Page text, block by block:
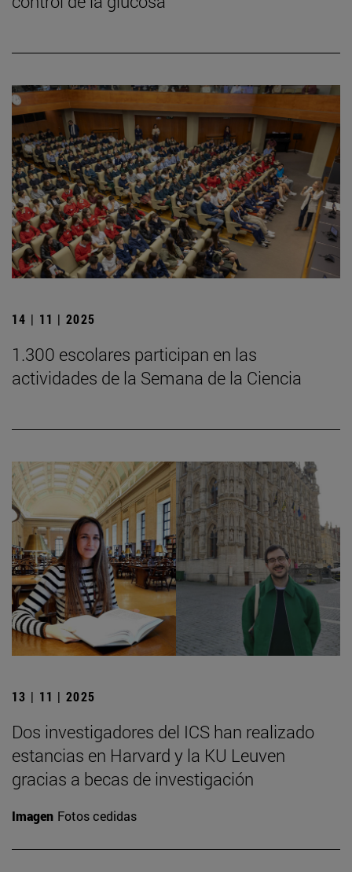
14 | 11 | 2025
1.300 escolares participan en las
actividades de la Semana de la Ciencia
13 | 11 | 2025
Dos investigadores del ICS han realizado
estancias en Harvard y la KU Leuven
gracias a becas de investigación
Imagen Fotos cedidas